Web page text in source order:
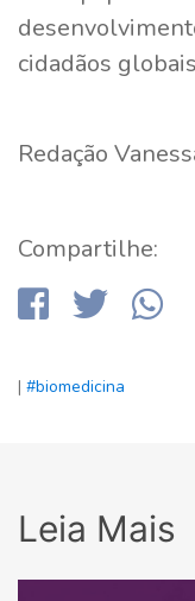
cidadãos
Redação
Compartilhe:
| #biomedicina
Leia Mais